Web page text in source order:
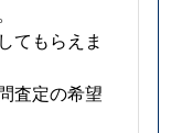
てもらえま
査定の希望